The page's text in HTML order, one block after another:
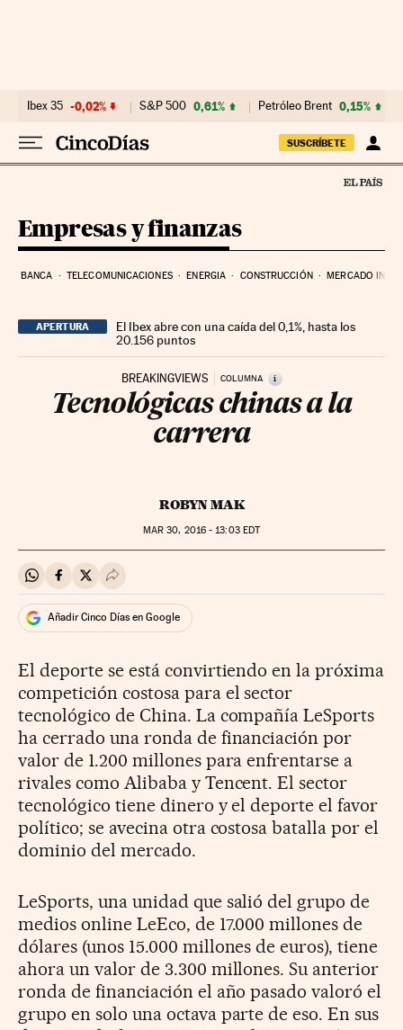
Ibex 35 -0,02% S&P 500 0,61% Petróleo Brent 0,15%
SUSCRÍBETE
Empresas y finanzas
BANCA TELECOMUNICACIONES ENERGIA CONSTRUCCIÓN MERCADO
APERTURA
El Ibex abre con una caída del 0,1%, hasta los
20.156 puntos
BREAKINGVIEWS COLUMNA i
Tecnológicas chinas a la
carrera
ROBYN MAK
MAR 30, 2016 - 13:03EDT
Compartir en Whatsapp
Compartir en Facebook
Compartir en Twitter
Desplegar Redes Sociales
Añadir Cinco Días en Google
El deporte se está convirtiendo en la próxima
competición costosa para el sector
tecnológico de China. La compañía LeSports
ha cerrado una ronda de financiación por
valor de 1.200 millones para enfrentarse a
rivales como Alibaba y Tencent. El sector
tecnológico tiene dinero y el deporte el favor
político; se avecina otra costosa batalla por el
dominio del mercado.
LeSports, una unidad que salió del grupo de
medios online LeEco, de 17.000 millones de
dólares (unos 15.000 millones de euros), tiene
ahora un valor de 3.300 millones. Su anterior
ronda de financiación el año pasado valoró el
grupo en solo una octava parte de eso. En sus